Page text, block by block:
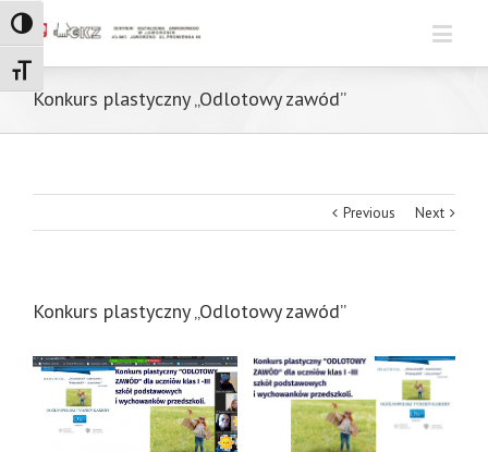
Toggle High Contrast
Toggle Font size
Konkurs plastyczny „Odlotowy zawód”
Previous Next
Konkurs plastyczny „Odlotowy zawód”